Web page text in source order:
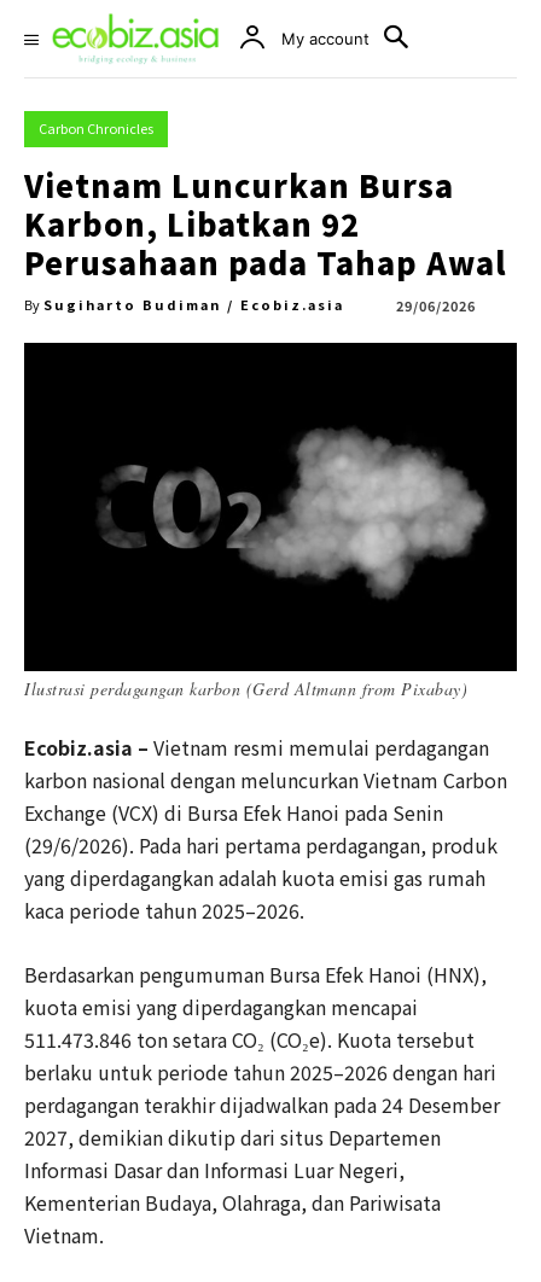
My account
Carbon Chronicles
Vietnam Luncurkan Bursa
Karbon, Libatkan 92
Perusahaan pada Tahap Awal
By Sugiharto Budiman / Ecobiz.asia 29/06/2026
Ilustrasi perdagangan karbon (Gerd Altmann from Pixabay)
Ecobiz.asia – Vietnam resmi memulai perdagangan
karbon nasional dengan meluncurkan Vietnam Carbon
Exchange (VCX) di Bursa Efek Hanoi pada Senin
(29/6/2026). Pada hari pertama perdagangan, produk
yang diperdagangkan adalah kuota emisi gas rumah
kaca periode tahun 2025–2026.
Berdasarkan pengumuman Bursa Efek Hanoi (HNX),
kuota emisi yang diperdagangkan mencapai
511.473.846 ton setara CO₂ (CO₂e). Kuota tersebut
berlaku untuk periode tahun 2025–2026 dengan hari
perdagangan terakhir dijadwalkan pada 24 Desember
2027, demikian dikutip dari situs Departemen
Informasi Dasar dan Informasi Luar Negeri,
Kementerian Budaya, Olahraga, dan Pariwisata
Vietnam.